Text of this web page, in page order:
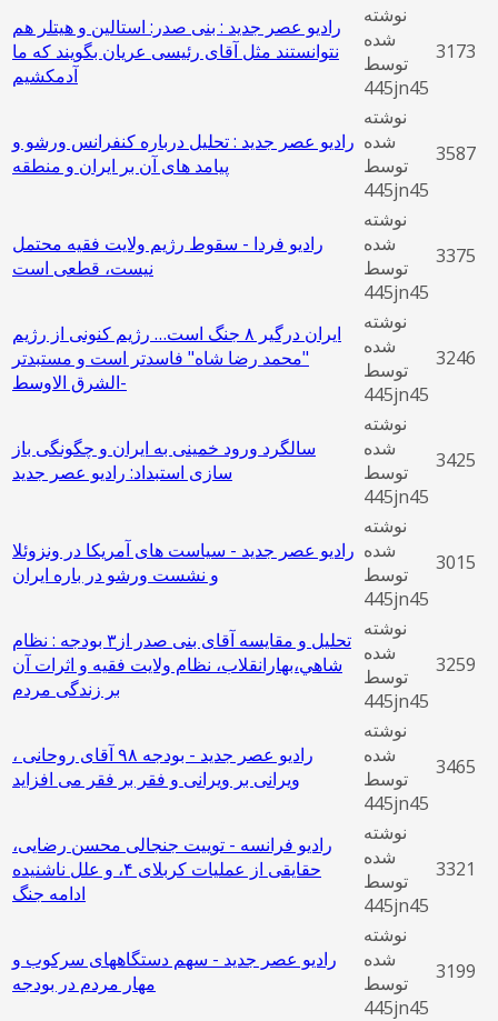
رادیو عصر جدید : بنی صدر: استالین و هیتلر هم
نتوانستند مثل آقای رئیسی عریان بگویند که ما
آدمکشیم
نوشته
شده
توسط
445jn45
3173
رادیو عصر جدید : تحلیل درباره کنفرانس ورشو و
پیامد های آن بر ایران و منطقه
نوشته
شده
توسط
445jn45
3587
رادیو فردا - سقوط رژیم ولایت فقیه محتمل
نیست، قطعی است
نوشته
شده
توسط
445jn45
3375
ایران درگیر ۸ جنگ است… رژیم کنونی از رژیم
"محمد رضا شاه" فاسدتر است و مستبدتر
الشرق الاوسط-
نوشته
شده
توسط
445jn45
3246
سالگرد ورود خمینی به ایران و چگونگی باز
سازی استبداد: رادیو عصر جدید
نوشته
شده
توسط
445jn45
3425
رادیو عصر جدید - سیاست های آمریکا در ونزوئلا
و نشست ورشو در باره ایران
نوشته
شده
توسط
445jn45
3015
تحليل و مقايسه آقای بنی صدر از۳ بودجه : نظام
شاهي،بهارانقلاب، نظام ولایت فقیه و اثرات آن
بر زندگی مردم
نوشته
شده
توسط
445jn45
3259
رادیو عصر جدید - بودجه ۹۸ آقای روحانی ،
ویرانی بر ویرانی و فقر بر فقر می افزاید
نوشته
شده
توسط
445jn45
3465
رادیو فرانسه - توییت جنجالی محسن رضایی،
حقایقی از عملیات کربلای ۴، و علل ناشنیده
ادامه جنگ
نوشته
شده
توسط
445jn45
3321
رادیو عصر جدید - سهم دستگاههای سرکوب و
مهار مردم در بودجه
نوشته
شده
توسط
445jn45
3199